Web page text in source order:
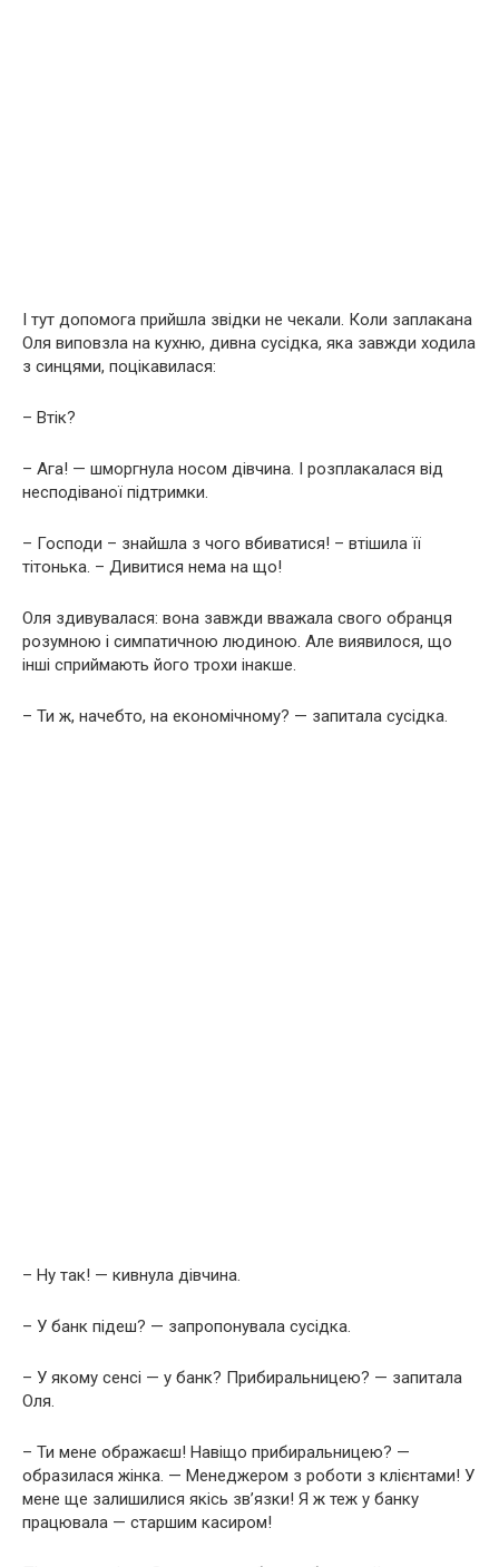
І тут допомога прийшла звідки не чекали. Коли заплакана
Оля виповзла на кухню, дивна сусідка, яка завжди ходила
з синцями, поцікавилася:
– Втік?
– Ага! — шморгнула носом дівчина. І розплакалася від
несподіваної підтримки.
– Господи – знайшла з чого вбиватися! – втішила її
тітонька. – Дивитися нема на що!
Оля здивувалася: вона завжди вважала свого обранця
розумною і симпатичною людиною. Але виявилося, що
інші сприймають його трохи інакше.
– Ти ж, начебто, на економічному? — запитала сусідка.
– Ну так! — кивнула дівчина.
– У банк підеш? — запропонувала сусідка.
– У якому сенсі — у банк? Прибиральницею? — запитала
Оля.
– Ти мене ображаєш! Навіщо прибиральницею? —
образилася жінка. — Менеджером з роботи з клієнтами! У
мене ще залишилися якісь зв’язки! Я ж теж у банку
працювала — старшим касиром!